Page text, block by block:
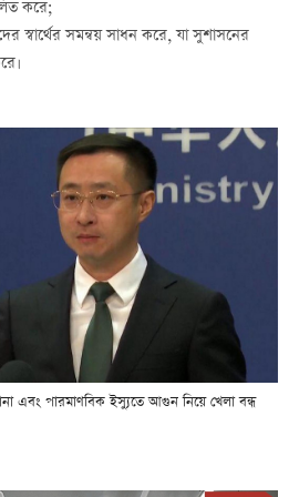
করে;
স্বার্থের সমন্বয় সাধন করে, যা সুশাসনের
এবং পারমাণবিক ইস্যুতে আগুন নিয়ে খেলা বন্ধ